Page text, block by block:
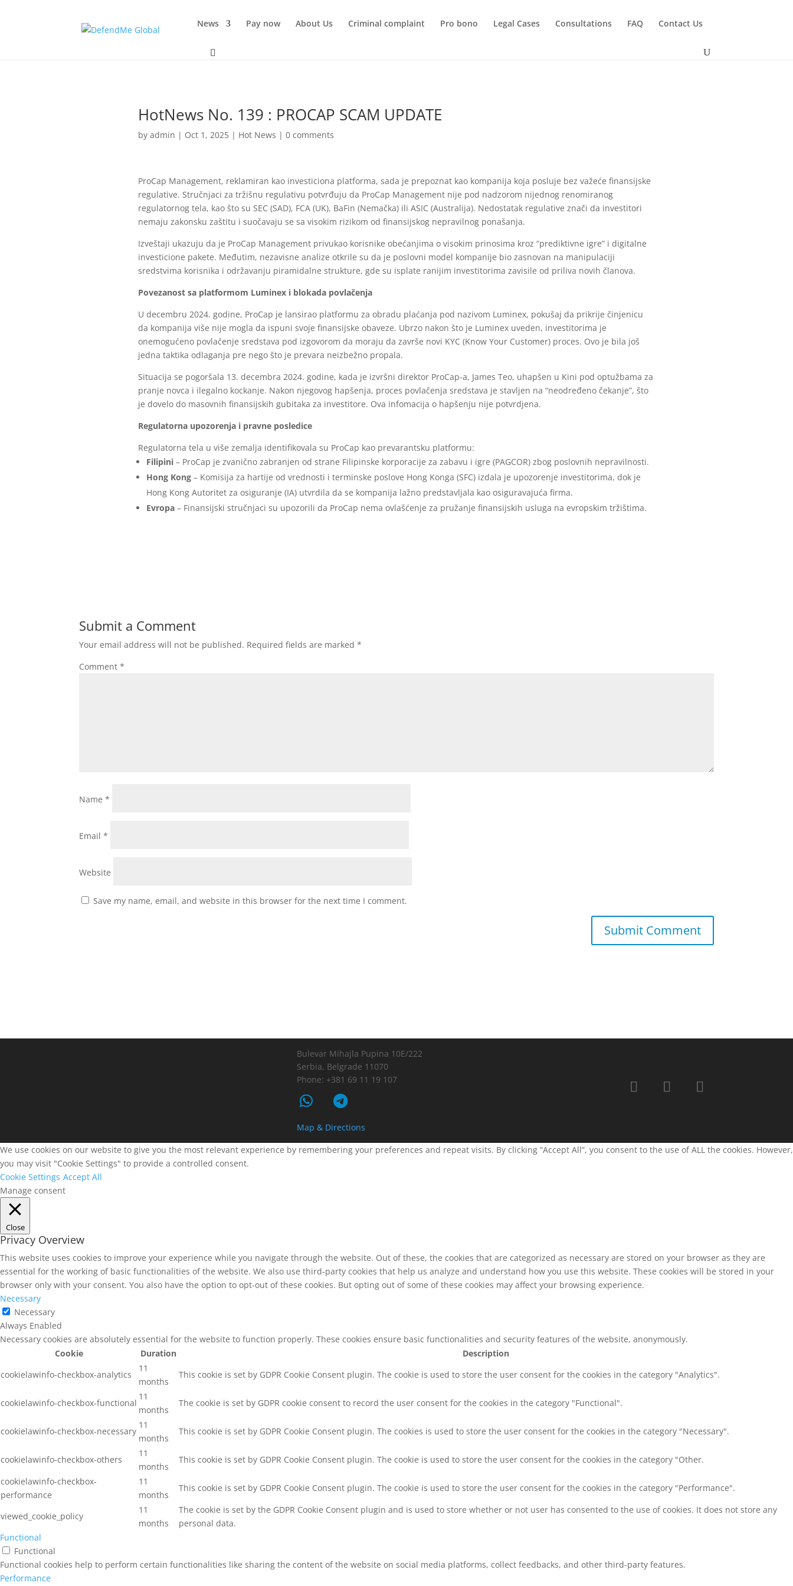
News Pay now About Us Criminal complaint Pro bono Legal Cases Consultations FAQ Contact Us
HotNews No. 139 : PROCAP SCAM UPDATE
byadmin | Oct 1, 2025 | Hot News |0 comments
ProCap Management, reklamiran kao investiciona platforma, sada je prepoznat kao kompanija koja posluje bez važeće finansijske
regulative. Stručnjaci za tržišnu regulativu potvrđuju da ProCap Management nije pod nadzorom nijednog renomiranog
regulatornog tela, kao što su SEC (SAD), FCA (UK), BaFin (Nemačka) ili ASIC (Australija). Nedostatak regulative znači da investitori
nemaju zakonsku zaštitu i suočavaju se sa visokim rizikom od finansijskog nepravilnog ponašanja.
Izveštaji ukazuju da je ProCap Management privukao korisnike obećanjima o visokim prinosima kroz “prediktivne igre” i digitalne
investicione pakete. Međutim, nezavisne analize otkrile su da je poslovni model kompanije bio zasnovan na manipulaciji
sredstvima korisnika i održavanju piramidalne strukture, gde su isplate ranijim investitorima zavisile od priliva novih članova.
Povezanost sa platformom Luminex i blokada povlačenja
U decembru 2024. godine, ProCap je lansirao platformu za obradu plaćanja pod nazivom Luminex, pokušaj da prikrije činjenicu
da kompanija više nije mogla da ispuni svoje finansijske obaveze. Ubrzo nakon što je Luminex uveden, investitorima je
onemogućeno povlačenje sredstava pod izgovorom da moraju da završe novi KYC (Know Your Customer) proces. Ovo je bila još
jedna taktika odlaganja pre nego što je prevara neizbežno propala.
Situacija se pogoršala 13. decembra 2024. godine, kada je izvršni direktor ProCap-a, James Teo, uhapšen u Kini pod optužbama za
pranje novca i ilegalno kockanje. Nakon njegovog hapšenja, proces povlačenja sredstava je stavljen na “neodređeno čekanje”, što
je dovelo do masovnih finansijskih gubitaka za investitore. Ova infomacija o hapšenju nije potvrdjena.
Regulatorna upozorenja i pravne posledice
Regulatorna tela u više zemalja identifikovala su ProCap kao prevarantsku platformu:
Filipini – ProCap je zvanično zabranjen od strane Filipinske korporacije za zabavu i igre (PAGCOR) zbog poslovnih nepravilnosti.
Hong Kong – Komisija za hartije od vrednosti i terminske poslove Hong Konga (SFC) izdala je upozorenje investitorima, dok je
Hong Kong Autoritet za osiguranje (IA) utvrdila da se kompanija lažno predstavljala kao osiguravajuća firma.
Evropa – Finansijski stručnjaci su upozorili da ProCap nema ovlašćenje za pružanje finansijskih usluga na evropskim tržištima.
Submit a Comment
Your email address will not be published. Required fields are marked*
Comment*
Name*
Email*
Website
Save my name, email, and website in this browser for the next time I comment.
Bulevar Mihajla Pupina 10E/222
Serbia, Belgrade 11070
Phone: +381 69 11 19 107
Map & Directions
We use cookies on our website to give you the most relevant experience by remembering your preferences and repeat visits. By clicking “Accept All”, you consent to the use of ALL the cookies. However,
you may visit "Cookie Settings" to provide a controlled consent.
Cookie Settings Accept All
Manage consent
Close
Privacy Overview
This website uses cookies to improve your experience while you navigate through the website. Out of these, the cookies that are categorized as necessary are stored on your browser as they are
essential for the working of basic functionalities of the website. We also use third-party cookies that help us analyze and understand how you use this website. These cookies will be stored in your
browser only with your consent. You also have the option to opt-out of these cookies. But opting out of some of these cookies may affect your browsing experience.
Necessary
Necessary
Always Enabled
Necessary cookies are absolutely essential for the website to function properly. These cookies ensure basic functionalities and security features of the website, anonymously.
Cookie
Duration
Description
cookielawinfo-checkbox-analytics
11
months
This cookie is set by GDPR Cookie Consent plugin. The cookie is used to store the user consent for the cookies in the category "Analytics".
cookielawinfo-checkbox-functional
11
months
The cookie is set by GDPR cookie consent to record the user consent for the cookies in the category "Functional".
cookielawinfo-checkbox-necessary
11
months
This cookie is set by GDPR Cookie Consent plugin. The cookies is used to store the user consent for the cookies in the category "Necessary".
cookielawinfo-checkbox-others
11
months
This cookie is set by GDPR Cookie Consent plugin. The cookie is used to store the user consent for the cookies in the category "Other.
cookielawinfo-checkbox-
performance
11
months
This cookie is set by GDPR Cookie Consent plugin. The cookie is used to store the user consent for the cookies in the category "Performance".
viewed_cookie_policy
11
months
The cookie is set by the GDPR Cookie Consent plugin and is used to store whether or not user has consented to the use of cookies. It does not store any
personal data.
Functional
Functional
Functional cookies help to perform certain functionalities like sharing the content of the website on social media platforms, collect feedbacks, and other third-party features.
Performance